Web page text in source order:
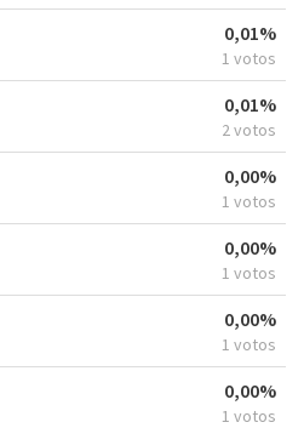
0,01%
1 votos
0,01%
2 votos
0,00%
1 votos
0,00%
1 votos
0,00%
1 votos
0,00%
1 votos